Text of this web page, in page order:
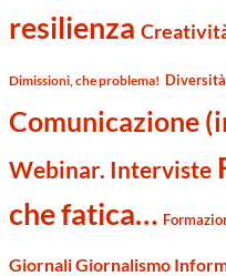
resilienza
Dimissioni, che problema! Diversità
Comunicazione
Webinar. Interviste
che fatica…
Giornali Giornalismo